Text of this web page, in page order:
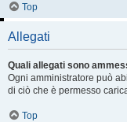
Top
Allegati
Quali allegati sono
Ogni amministratore può
di ciò che è permesso
Top